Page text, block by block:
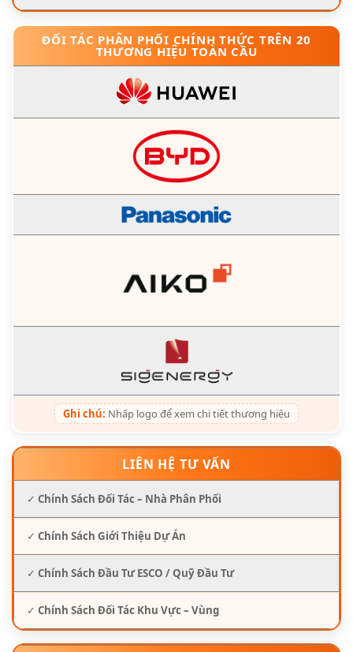
ĐỐI TÁC PHÂN PHỐI CHÍNH THỨC TRÊN 20
THƯƠNG HIỆU TOÀN CẦU
Ghi chú: Nhấp logo để xem chi tiết thương hiệu
LIÊN HỆ TƯ VẤN
✓ Chính Sách Đối Tác – Nhà Phân Phối
✓ Chính Sách Giới Thiệu Dự Án
✓ Chính Sách Đầu Tư ESCO / Quỹ Đầu Tư
✓ Chính Sách Đối Tác Khu Vực – Vùng